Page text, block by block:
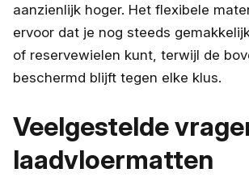
aanzienlijk hoger. Het flexibele
ervoor dat je nog steeds
of reservewielen kunt, terwijl de
beschermd blijft tegen elke klus.
Veelgestelde
laadvloermatten